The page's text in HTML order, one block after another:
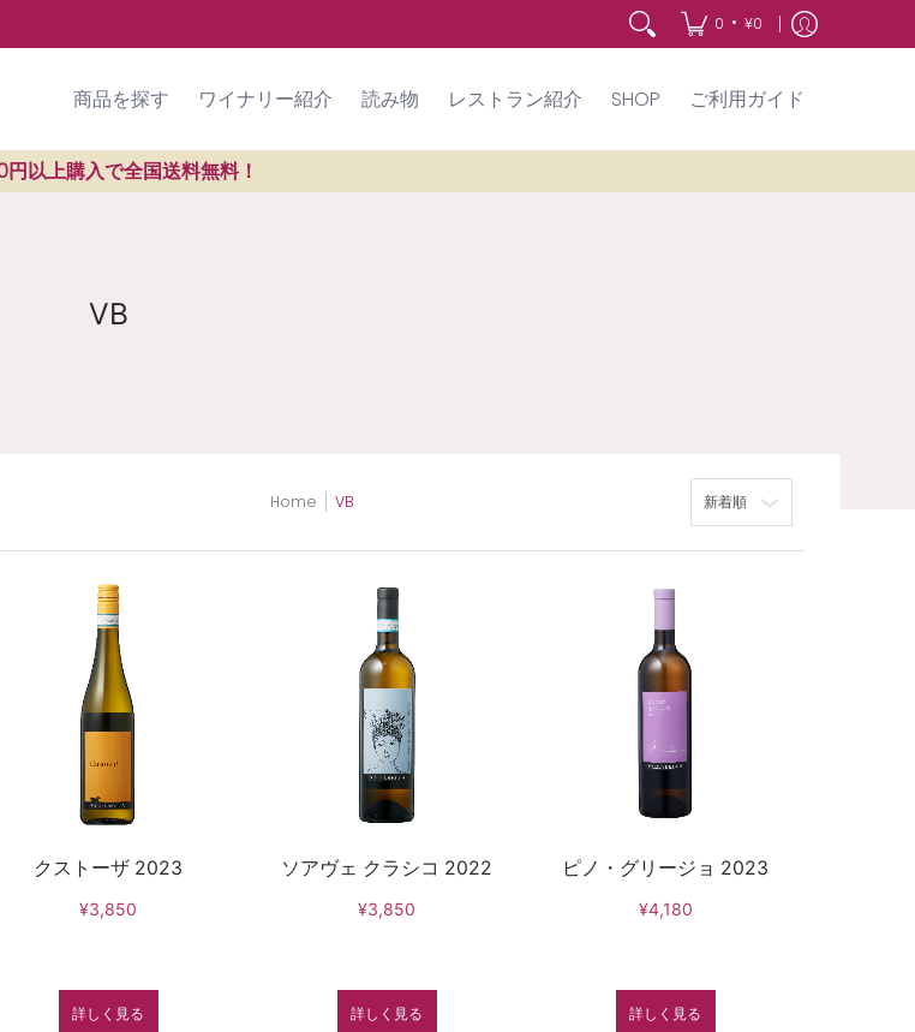
0 • ¥0
商品を探す ワイナリー紹介 読み物 レストラン紹介 SHOP ご利用ガイド
円以上購入で全国送料無料！
VB
Home VB
クストーザ 2023
¥3,850
詳しく見る
ソアヴェ クラシコ 2022
¥3,850
詳しく見る
ピノ・グリージョ 2023
¥4,180
詳しく見る